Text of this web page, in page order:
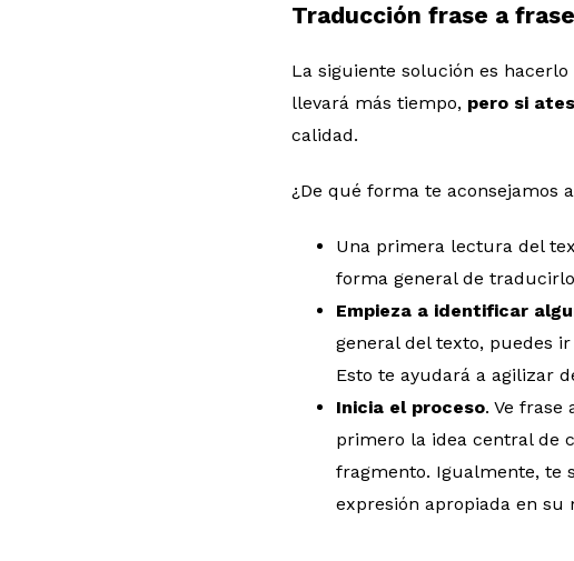
Traducción frase a frase
La siguiente solución es
llevará más tiempo, pero si
calidad.
¿De qué forma te aconsejamos
Una primera lectura del
forma general de
Empieza a identificar
general del texto, puedes
Esto te ayudará a agilizar
Inicia el proceso. Ve frase
primero la idea central de
fragmento. Igualmente, te
expresión apropiada en su